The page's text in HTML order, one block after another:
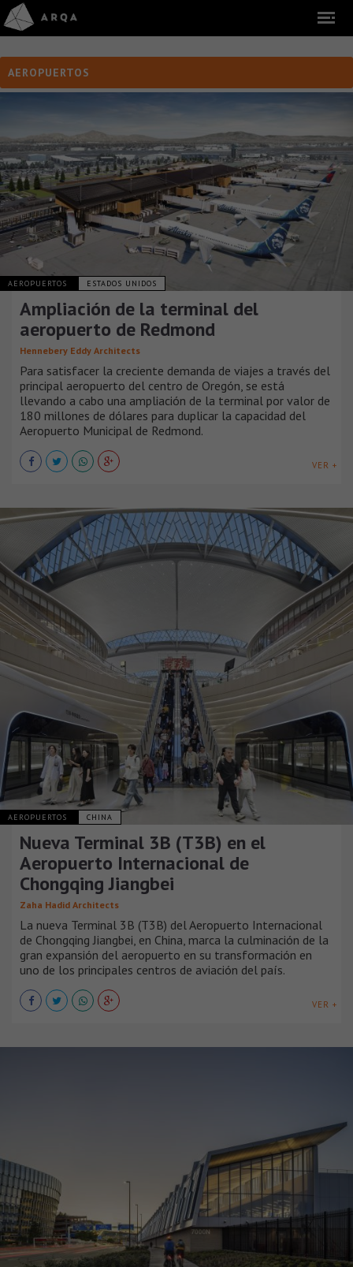
AEROPUERTOS
AEROPUERTOS ESTADOS UNIDOS
Ampliación de la terminal del
aeropuerto de Redmond
Hennebery Eddy Architects
Para satisfacer la creciente demanda de viajes a través del
principal aeropuerto del centro de Oregón, se está
llevando a cabo una ampliación de la terminal por valor de
180 millones de dólares para duplicar la capacidad del
Aeropuerto Municipal de Redmond.
VER +
AEROPUERTOS CHINA
Nueva Terminal 3B (T3B) en el
Aeropuerto Internacional de
Chongqing Jiangbei
Zaha Hadid Architects
La nueva Terminal 3B (T3B) del Aeropuerto Internacional
de Chongqing Jiangbei, en China, marca la culminación de la
gran expansión del aeropuerto en su transformación en
uno de los principales centros de aviación del país.
VER +